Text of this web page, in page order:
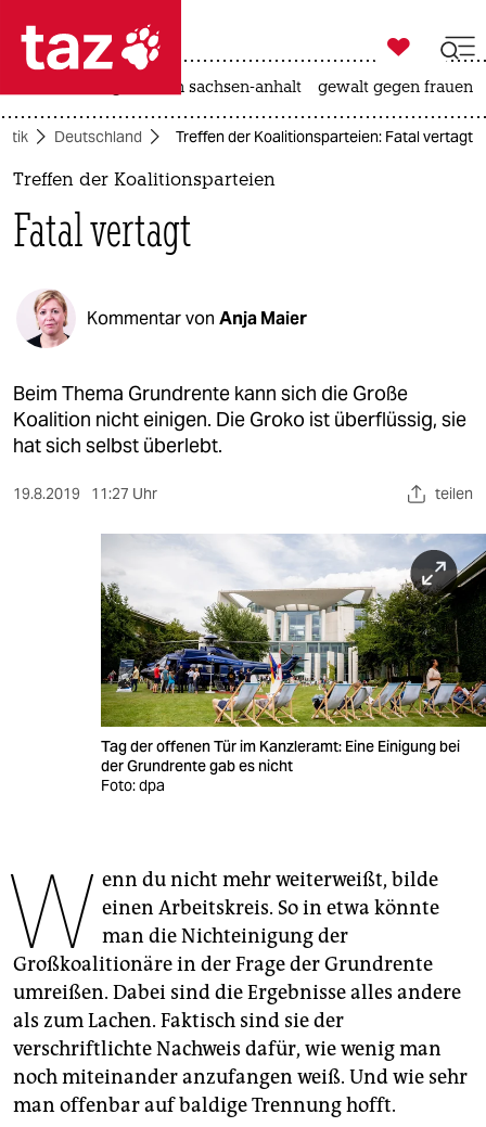
 taz zahl ich
taz zahl ich
politik
öko
gesellschaft
kultur
sport
berlin
wahrheit
veranstaltungen
abo
genossenschaft
epaper login

taz zahl ich
landtagswahl in sachsen-anhalt gewalt gegen frauen
Deutschland Treffen der Koalitionsparteien: Fatal vertagt
Treffen der Koalitionsparteien
Fatal vertagt
Kommentar von Anja Maier
Beim Thema Grundrente kann sich die Große
Koalition nicht einigen. Die Groko ist überflüssig, sie
hat sich selbst überlebt.
19.8.2019 11:27 Uhr teilen
Tag der offenen Tür im Kanzleramt: Eine Einigung bei
der Grundrente gab es nicht
Foto: dpa
W enn du nicht mehr weiterweißt, bilde
einen Arbeitskreis. So in etwa könnte
man die Nichteinigung der
Großkoalitionäre in der Frage der Grundrente
umreißen. Dabei sind die Ergebnisse alles andere
als zum Lachen. Faktisch sind sie der
verschriftlichte Nachweis dafür, wie wenig man
noch miteinander anzufangen weiß. Und wie sehr
man offenbar auf baldige Trennung hofft.